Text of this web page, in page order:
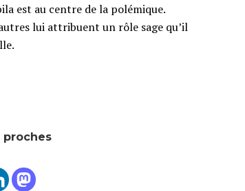
est au centre de la polémique.
lui attribuent un rôle sage qu’il
proches